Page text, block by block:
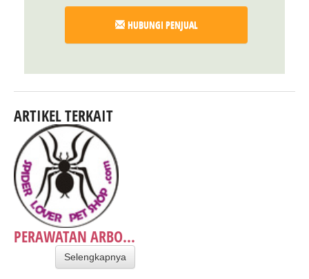
HUBUNGI PENJUAL
ARTIKEL TERKAIT
PERAWATAN ARBO...
Selengkapnya